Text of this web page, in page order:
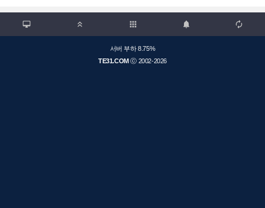
  apps  
서버 부하 8.75%
TE31.COMⓒ 2002-2026